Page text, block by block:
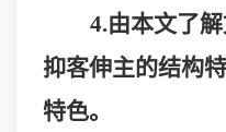
4.由本文了
抑客伸主的结构
特色。